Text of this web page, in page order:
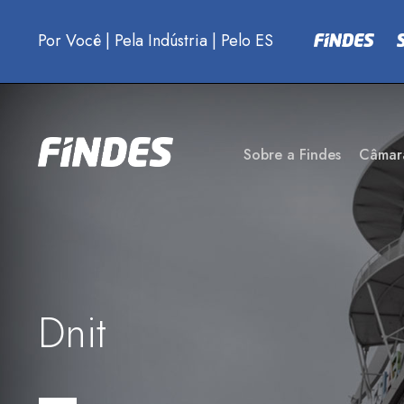
Por Você | Pela Indústria | Pelo ES
Sobre a Findes
Dnit